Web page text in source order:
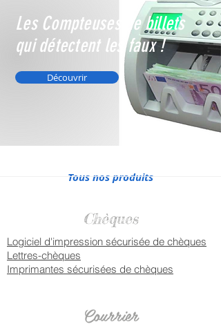
Les Compteuses de billets
qui détectent les faux !
Découvrir
Tous nos produits
Chèques
Logiciel d'impression sécurisée de chèques
Lettres-chèques
Imprimantes sécurisées de chèques
Courrier